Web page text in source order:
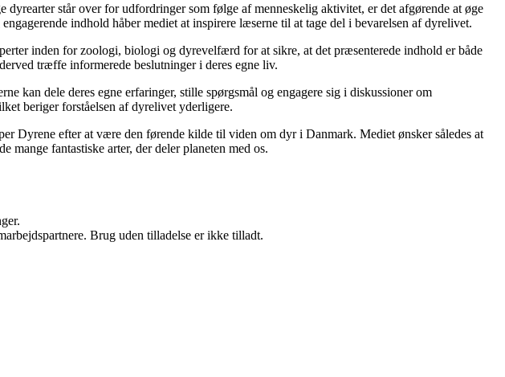
står over for udfordringer som følge af menneskelig aktivitet, er det afgørende at øge
indhold håber mediet at inspirere læserne til at tage del i bevarelsen af dyrelivet.
inden for zoologi, biologi og dyrevelfærd for at sikre, at det præsenterede indhold er både
træffe informerede beslutninger i deres egne liv.
kan dele deres egne erfaringer, stille spørgsmål og engagere sig i diskussioner om
beriger forståelsen af dyrelivet yderligere.
Dyrene efter at være den førende kilde til viden om dyr i Danmark. Mediet ønsker således at
fantastiske arter, der deler planeten med os.
Brug uden tilladelse er ikke tilladt.